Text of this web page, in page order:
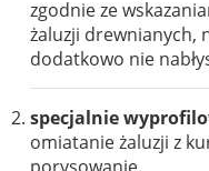
zgodnie ze
żaluzji drewnianych,
dodatkowo nie
specjalnie
omiatanie żaluzji z